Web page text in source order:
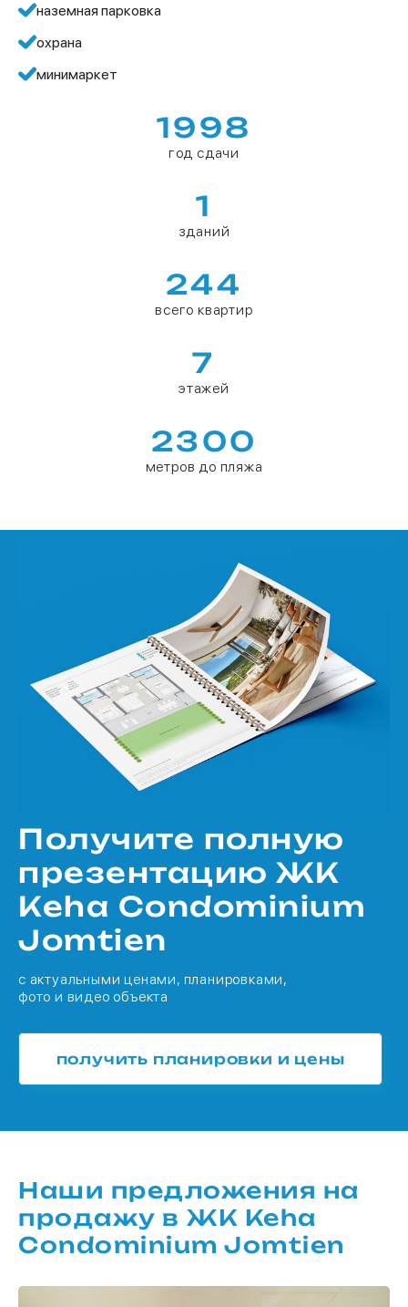
наземная парковка
охрана
минимаркет
1998
год сдачи
1
зданий
244
всего квартир
7
этажей
2300
метров до пляжа
Получите полную
презентацию ЖК
Keha Condominium
Jomtien
с актуальными ценами, планировками,
фото и видео объекта
получить планировки и цены
Наши предложения на
продажу в ЖК Keha
Condominium Jomtien